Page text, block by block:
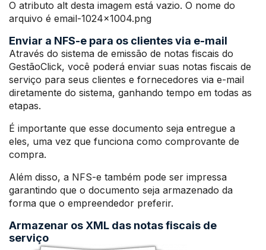
O atributo alt desta imagem está vazio. O nome do
arquivo é email-1024×1004.png
Enviar a NFS-e para os clientes via e-mail
Através do sistema de emissão de notas fiscais do
GestãoClick, você poderá enviar suas notas fiscais de
serviço para seus clientes e fornecedores via e-mail
diretamente do sistema, ganhando tempo em todas as
etapas.
É importante que esse documento seja entregue a
eles, uma vez que funciona como comprovante de
compra.
Além disso, a NFS-e também pode ser impressa
garantindo que o documento seja armazenado da
forma que o empreendedor preferir.
Armazenar os XML das notas fiscais de
serviço